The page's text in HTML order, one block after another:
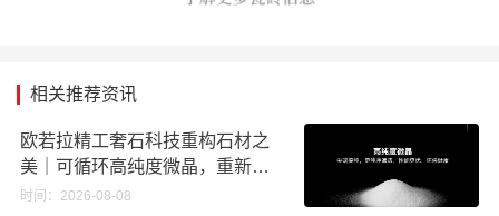
相关推荐资讯
欧若拉精工奢石科技重构石材之
美｜可循环高纯度微晶，重新定
义高端奢石原料
时间：2026-08-08